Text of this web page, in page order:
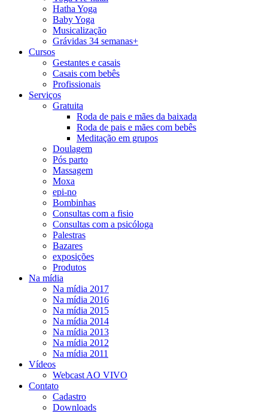
Hatha Yoga
Baby Yoga
Musicalização
Grávidas 34 semanas+
Cursos
Gestantes e casais
Casais com bebês
Profissionais
Serviços
Gratuita
Roda de pais e mães da baixada
Roda de pais e mães com bebês
Meditação em grupos
Doulagem
Pós parto
Massagem
Moxa
epi-no
Bombinhas
Consultas com a fisio
Consultas com a psicóloga
Palestras
Bazares
exposições
Produtos
Na mídia
Na mídia 2017
Na mídia 2016
Na mídia 2015
Na mídia 2014
Na mídia 2013
Na mídia 2012
Na mídia 2011
Vídeos
Webcast AO VIVO
Contato
Cadastro
Downloads